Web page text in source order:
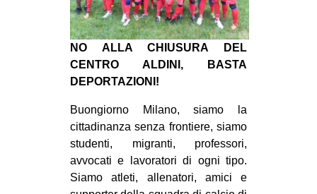
AMBIENTE
ANTIFASCISMO
GENERI
MIGRAZIONI
PRECARIATO
REPRESSIONE
STUDENTI
NO ALLA CHIUSURA DEL
CENTRO ALDINI, BASTA
DEPORTAZIONI!
Buongiorno Milano, siamo la
cittadinanza senza frontiere, siamo
studenti, migranti, professori,
avvocati e lavoratori di ogni tipo.
Siamo atleti, allenatori, amici e